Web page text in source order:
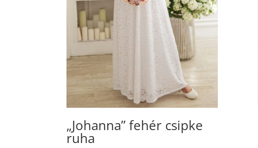
„Johanna” fehér csipke
ruha